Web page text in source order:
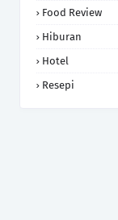
Food Review
Hiburan
Hotel
Resepi